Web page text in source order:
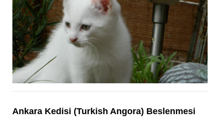
Ankara Kedisi (Turkish Angora) Beslenmesi